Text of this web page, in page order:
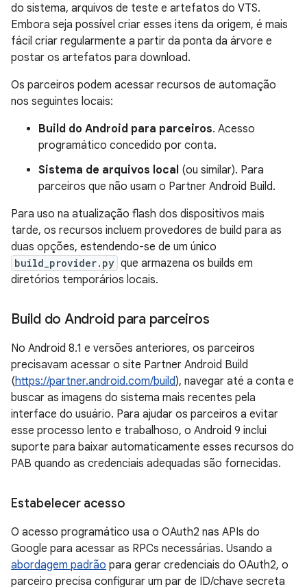
do sistema, arquivos de teste e artefatos do VTS.
Embora seja possível criar esses itens da origem, é mais
fácil criar regularmente a partir da ponta da árvore e
postar os artefatos para download.
Os parceiros podem acessar recursos de automação
nos seguintes locais:
Build do Android para parceiros. Acesso
programático concedido por conta.
Sistema de arquivos local (ou similar). Para
parceiros que não usam o Partner Android Build.
Para uso na atualização flash dos dispositivos mais
tarde, os recursos incluem provedores de build para as
duas opções, estendendo-se de um único
build_provider.py que armazena os builds em
diretórios temporários locais.
Build do Android para parceiros
No Android 8.1 e versões anteriores, os parceiros
precisavam acessar o site Partner Android Build
(https://partner.android.com/build), navegar até a conta e
buscar as imagens do sistema mais recentes pela
interface do usuário. Para ajudar os parceiros a evitar
esse processo lento e trabalhoso, o Android 9 inclui
suporte para baixar automaticamente esses recursos do
PAB quando as credenciais adequadas são fornecidas.
Estabelecer acesso
O acesso programático usa o OAuth2 nas APIs do
Google para acessar as RPCs necessárias. Usando a
abordagem padrão para gerar credenciais do OAuth2, o
parceiro precisa configurar um par de ID/chave secreta